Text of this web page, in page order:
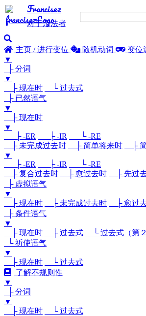
Francisez
对于亲法者
主页 / 进行变位 随机动词 变位
▼
├ 分词
▼
├ 现在时
└ 过去式
├ 已然语气
▼
├ 现在时
▼
├ -ER
├ -IR
└ -RE
├ 未完成过去时
├ 简单将来时
├ 简
▼
├ -ER
├ -IR
└ -RE
├ 复合过去时
├ 愈过去时 ├ 先过
├ 虚拟语气
▼
├ 现在时
├ 未完成过去时 ├ 愈过
├ 条件语气
▼
├ 现在时
├ 过去式
└ 过去式（第２
└ 祈使语气
▼
├ 现在时
└ 过去式
了解不规则性
▼
├ 分词
▼
├ 现在时
└ 过去式